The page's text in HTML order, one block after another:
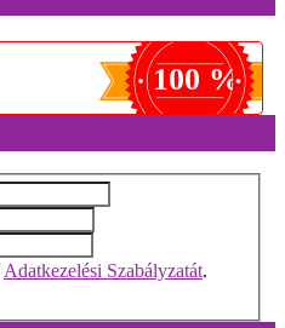
100 %
Adatkezelési Szabályzatát.